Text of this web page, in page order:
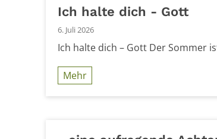
Ich halte dich - Gott
6. Juli 2026
Ich halte dich – Gott Der Sommer
Mehr